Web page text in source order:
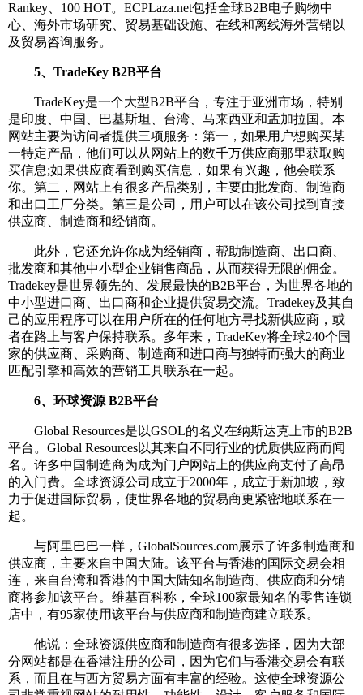
Rankey、100 HOT。ECPLaza.net包括全球B2B电子购物中
心、海外市场研究、贸易基础设施、在线和离线海外营销以
及贸易咨询服务。
5、TradeKey B2B平台
TradeKey是一个大型B2B平台，专注于亚洲市场，特别
是印度、中国、巴基斯坦、台湾、马来西亚和孟加拉国。本
网站主要为访问者提供三项服务：第一，如果用户想购买某
一特定产品，他们可以从网站上的数千万供应商那里获取购
买信息;如果供应商看到购买信息，如果有兴趣，他会联系
你。第二，网站上有很多产品类别，主要由批发商、制造商
和出口工厂分类。第三是公司，用户可以在该公司找到直接
供应商、制造商和经销商。
此外，它还允许你成为经销商，帮助制造商、出口商、
批发商和其他中小型企业销售商品，从而获得无限的佣金。
Tradekey是世界领先的、发展最快的B2B平台，为世界各地的
中小型进口商、出口商和企业提供贸易交流。Tradekey及其自
己的应用程序可以在用户所在的任何地方寻找新供应商，或
者在路上与客户保持联系。多年来，TradeKey将全球240个国
家的供应商、采购商、制造商和进口商与独特而强大的商业
匹配引擎和高效的营销工具联系在一起。
6、环球资源 B2B平台
Global Resources是以GSOL的名义在纳斯达克上市的B2B
平台。Global Resources以其来自不同行业的优质供应商而闻
名。许多中国制造商为成为门户网站上的供应商支付了高昂
的入门费。全球资源公司成立于2000年，成立于新加坡，致
力于促进国际贸易，使世界各地的贸易商更紧密地联系在一
起。
与阿里巴巴一样，GlobalSources.com展示了许多制造商和
供应商，主要来自中国大陆。该平台与香港的国际交易会相
连，来自台湾和香港的中国大陆知名制造商、供应商和分销
商将参加该平台。维基百科称，全球100家最知名的零售连锁
店中，有95家使用该平台与供应商和制造商建立联系。
他说：全球资源供应商和制造商有很多选择，因为大部
分网站都是在香港注册的公司，因为它们与香港交易会有联
系，而且在与西方贸易方面有丰富的经验。这使全球资源公